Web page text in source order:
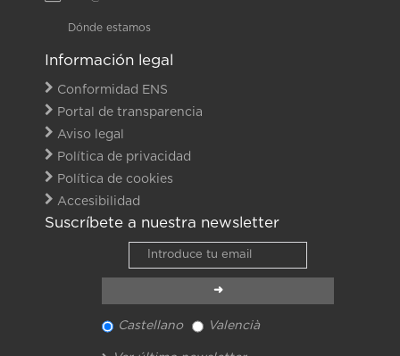
Dónde estamos
Información legal
Conformidad ENS
Portal de transparencia
Aviso legal
Política de privacidad
Política de cookies
Accesibilidad
Suscríbete a nuestra newsletter
Castellano Valencià